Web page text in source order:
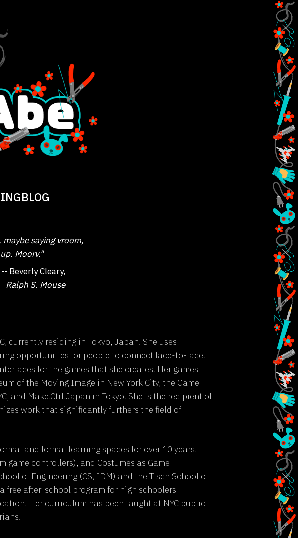
BLOG
saying vroom,
Moorv."
-- Beverly Cleary,
Ralph S. Mouse
currently residing in Tokyo, Japan. She uses
opportunities for people to connect face-to-face.
for the games that she creates. Her games
of the Moving Image in New York City, the Game
and Make.Ctrl.Japan in Tokyo. She is the recipient of
work that significantly furthers the field of
and formal learning spaces for over 10 years.
game controllers), and Costumes as Game
of Engineering (CS, IDM) and the Tisch School of
free after-school program for high schoolers
Her curriculum has been taught at NYC public